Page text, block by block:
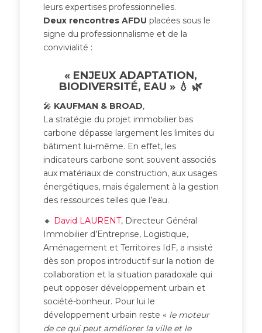
leurs expertises professionnelles.
Deux rencontres AFDU placées sous le
signe du professionnalisme et de la
convivialité :
« ENJEUX ADAPTATION,
BIODIVERSITÉ, EAU » 💧 🌿
🎤 KAUFMAN & BROAD,
La stratégie du projet immobilier bas
carbone dépasse largement les limites du
bâtiment lui-même. En effet, les
indicateurs carbone sont souvent associés
aux matériaux de construction, aux usages
énergétiques, mais également à la gestion
des ressources telles que l’eau.
🔸 David LAURENT, Directeur Général
Immobilier d’Entreprise, Logistique,
Aménagement et Territoires IdF, a insisté
dès son propos introductif sur la notion de
collaboration et la situation paradoxale qui
peut opposer développement urbain et
société-bonheur. Pour lui le
développement urbain reste « le moteur
de ce qui peut améliorer la ville et le